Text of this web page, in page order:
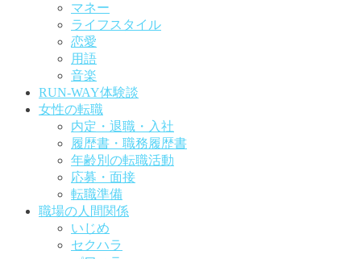
マネー
ライフスタイル
恋愛
用語
音楽
RUN-WAY体験談
女性の転職
内定・退職・入社
履歴書・職務履歴書
年齢別の転職活動
応募・面接
転職準備
職場の人間関係
いじめ
セクハラ